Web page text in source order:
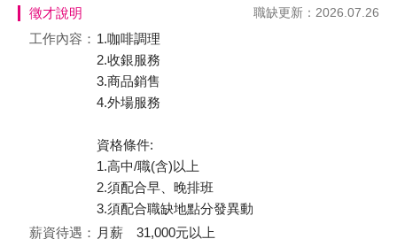
徵才說明 職缺更新：2026.07.26
工作內容： 1.咖啡調理
2.收銀服務
3.商品銷售
4.外場服務
資格條件:
1.高中/職(含)以上
2.須配合早、晚排班
3.須配合職缺地點分發異動
薪資待遇： 月薪 31,000元以上